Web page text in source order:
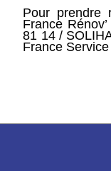
Pour prendre
France
81 14 /
France